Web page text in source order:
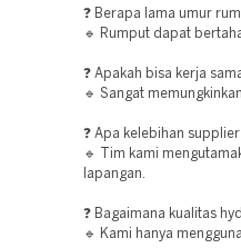
❓ Berapa lama umur
🔹 Rumput dapat
❓ Apakah bisa kerja
🔹 Sangat
❓ Apa kelebihan
🔹 Tim kami
lapangan.
❓ Bagaimana kualitas
🔹 Kami hanya